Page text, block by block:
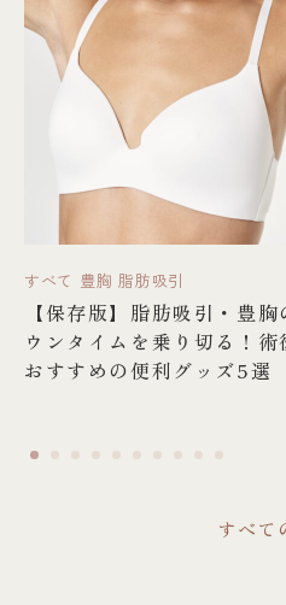
すべて 豊胸 脂肪吸引
【保存版】脂肪吸引・豊胸
ウンタイムを乗り切る！術
おすすめの便利グッズ5選
すべて